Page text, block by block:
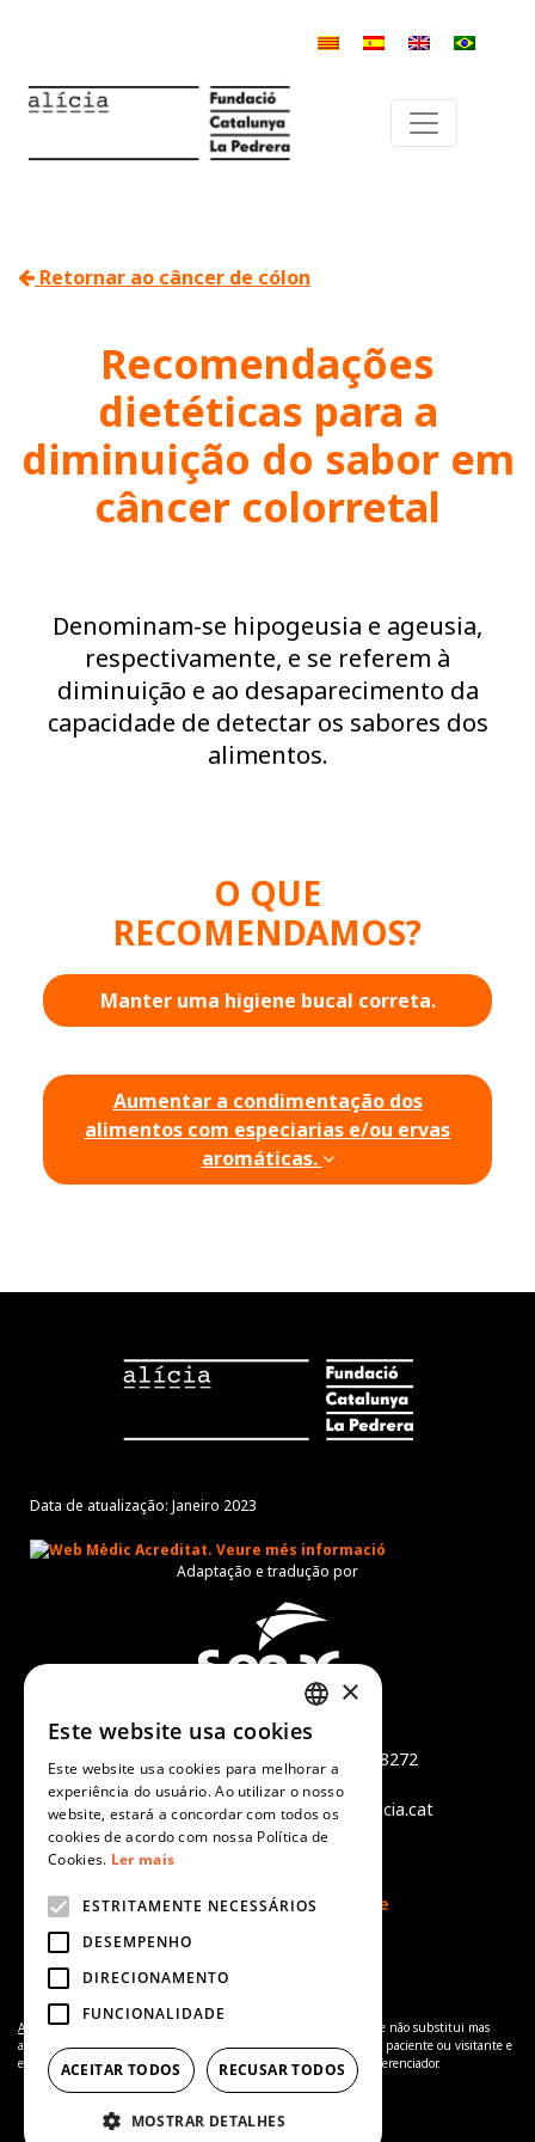
Retornar ao câncer de cólon
Recomendações
dietéticas para a
diminuição do sabor em
câncer colorretal
Denominam-se hipogeusia e ageusia,
respectivamente, e se referem à
diminuição e ao desaparecimento da
capacidade de detectar os sabores dos
alimentos.
O QUE
RECOMENDAMOS?
Manter uma higiene bucal correta.
Aumentar a condimentação dos
alimentos com especiarias e/ou ervas
aromáticas.
Data de atualização: Janeiro 2023
Adaptação e tradução por
Món Sant Benet
Camí de Sant Benet, s/n - 08272
Sant Fruitós de Bages
tel +34 938 759 402 - info@alicia.cat
Política de Privacidade
Aviso de complementaridade:
A informação disponibilizada no site não substitui mas
antes complementa a relação entre o profissional de saúde e o seu paciente ou visitante e
em caso de dúvida deverá consultar o seu profissional de saúde referenciador.
CATALAN
SPANISH
ENGLISH
×
Este website usa cookies
Este website usa cookies para melhorar a
experiência do usuário. Ao utilizar o nosso
website, estará a concordar com todos os
cookies de acordo com nossa Política de
Cookies. Ler mais
ESTRITAMENTE NECESSÁRIOS
DESEMPENHO
DIRECIONAMENTO
FUNCIONALIDADE
ACEITAR TODOS RECUSAR TODOS
MOSTRAR DETALHES